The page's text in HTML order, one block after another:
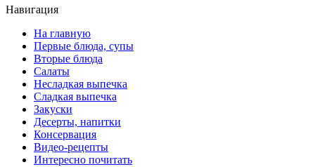
Навигация
На главную
Первые блюда, супы
Вторые блюда
Салаты
Несладкая выпечка
Сладкая выпечка
Закуски
Десерты, напитки
Консервация
Видео-рецепты
Интересно почитать